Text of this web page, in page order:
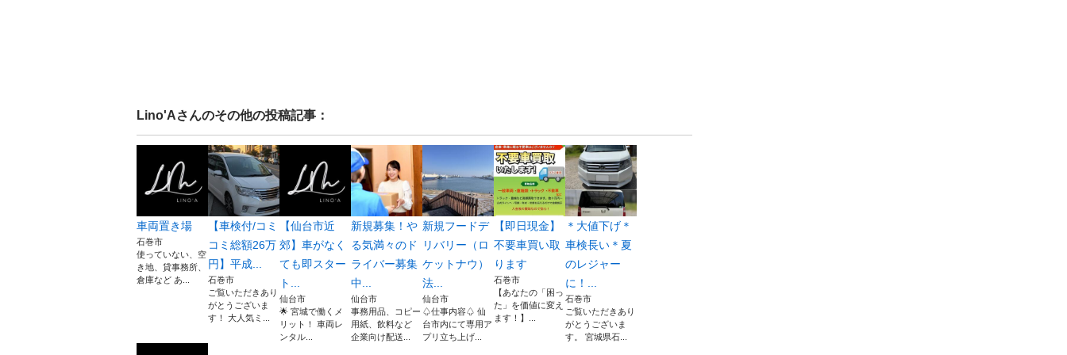
Lino'Aさんのその他の投稿記事：
車両置き場
石巻市
使っていない、空
き地、貸事務所、
倉庫など あ...
​【車検付/コミ
コミ総額26万
円】平成...
石巻市
ご覧いただきあり
がとうございま
す！ 大人気ミ...
​【仙台市近
郊】車がなく
ても即スター
ト...
仙台市
​🌟 宮城で働くメ
リット！ 車両レ
ンタル...
新規募集！や
る気満々のド
ライバー募集
中...
仙台市
事務用品、コピー
用紙、飲料など
企業向け配送...
新規フードデ
リバリー（ロ
ケットナウ）
法...
仙台市
♤仕事内容♤ 仙
台市内にて専用ア
プリ立ち上げ...
【即日現金】
不要車買い取
ります
石巻市
【あなたの「困っ
た」を価値に変え
ます！】 ​...
＊大値下げ＊
車検長い＊夏
のレジャー
に！...
石巻市
ご覧いただきあり
がとうございま
す。 宮城県石...